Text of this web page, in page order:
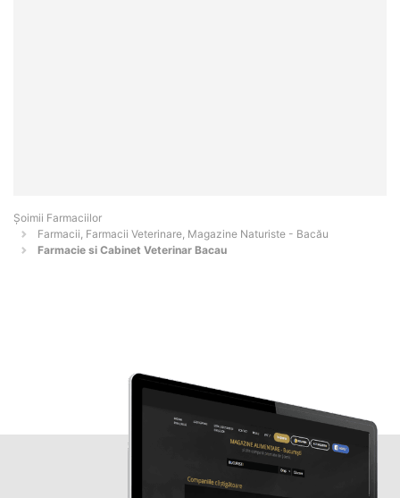
Şoimii Farmaciilor
Farmacii, Farmacii Veterinare, Magazine Naturiste - Bacău
Farmacie si Cabinet Veterinar Bacau